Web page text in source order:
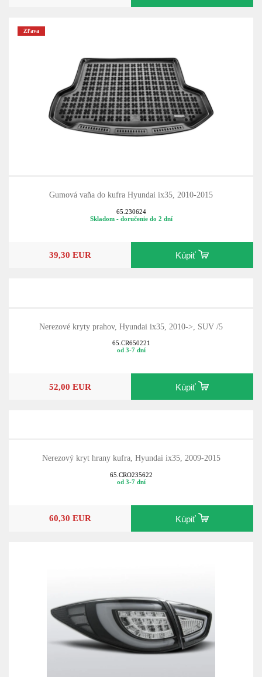
Zľava
Gumová vaňa do kufra Hyundai ix35, 2010-2015
65.230624
Skladom - doručenie do 2 dní
39,30 EUR Kúpiť
Nerezové kryty prahov, Hyundai ix35, 2010->, SUV /5
65.CR650221
od 3-7 dní
52,00 EUR Kúpiť
Nerezový kryt hrany kufra, Hyundai ix35, 2009-2015
65.CRO235622
od 3-7 dní
60,30 EUR Kúpiť